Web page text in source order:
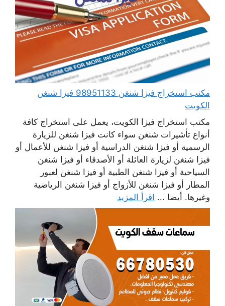
مكتب استخراج فيزا شنغن 98951133 فيزا شنغن
الكويت
مكتب استخراج فيزا الكويت، يعمل على استخراج كافة
أنواع تأشيرات شنغن سواء كانت فيزا شنغن للزيارة
الرسمية أو فيزا شنغن الدراسية أو فيزا شنغن للأعمال أو
فيزا شنغن لزيارة العائلة أو الأصدقاء أو فيزا شنغن
السياحية أو فيزا شنغن الطبية أو فيزا شنغن لعبور
المطار أو فيزا شنغن للأزواج أو فيزا شنغن الرياضية
وغيرها. أيضا ... اقرأ المزيد